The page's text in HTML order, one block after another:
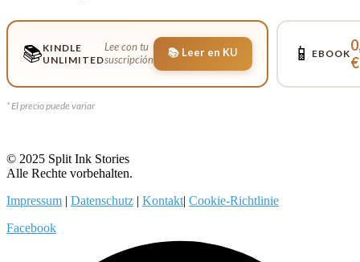
📚KINDLE
UNLIMITED
Lee con tu
suscripción
📚 Leer en KU 📱 EBOOK€
* El precio puede variar
© 2025 Split Ink Stories
Alle Rechte vorbehalten.
Impressum | Datenschutz | Kontakt| Cookie-Richtlinie
Facebook